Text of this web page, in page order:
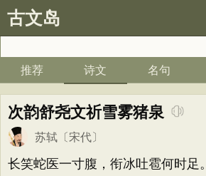
古文岛
推荐 诗文 名句
次韵舒尧文祈雪雾猪泉
苏轼 〔宋代〕
长笑蛇医一寸腹，衔冰吐雹何时足。